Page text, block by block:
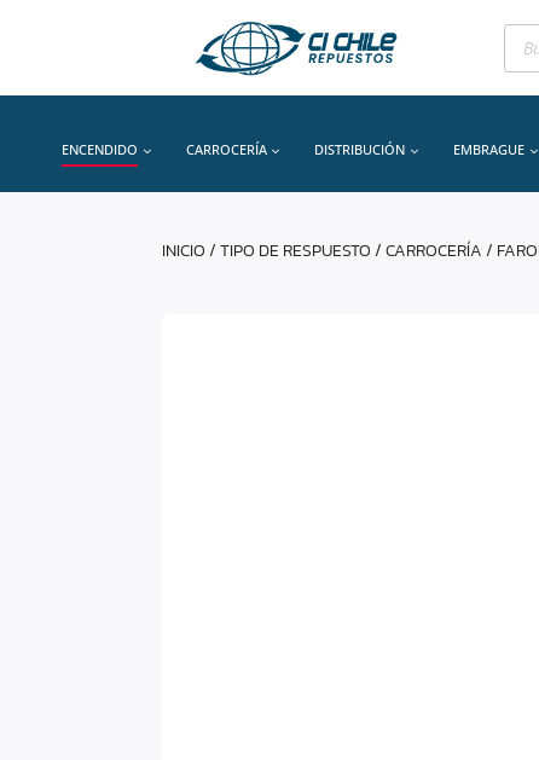
ENCENDIDO CARROCERÍA DISTRIBUCIÓN EMBRAGUE
INICIO/TIPO DE RESPUESTO/CARROCERÍA/